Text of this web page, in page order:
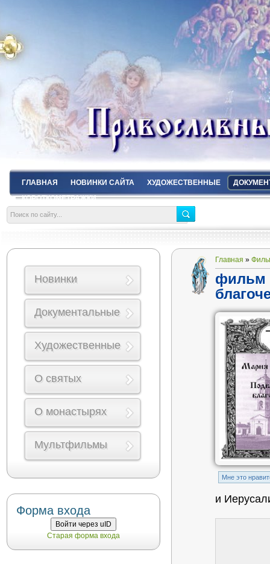
ГЛАВНАЯ НОВИНКИ САЙТА ХУДОЖЕСТВЕННЫЕ
КОРОТКОМЕТРАЖКИ
Главная »
фильм
Mне это
и
Новинки
Документальные
Художественные
О святых
О монастырях
Мультфильмы
Форма входа
Войти через uID
Старая форма входа